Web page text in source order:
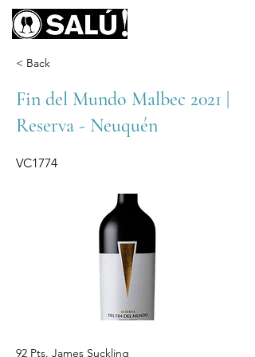
< Back
Fin del Mundo Malbec 2021 |
Reserva - Neuquén
VC1774
92 Pts. James Suckling